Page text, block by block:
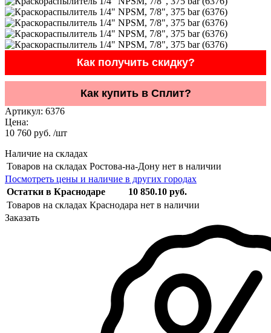
Как получить скидку?
Как купить в Сплит?
Артикул: 6376
Цена:
10 760 руб. /шт
Наличие на складах
Товаров на складах Ростова-на-Дону нет в наличии
Посмотреть цены и наличие в других городах
Остатки в Краснодаре
10 850.10 руб.
Товаров на складах Краснодара нет в наличии
Заказать